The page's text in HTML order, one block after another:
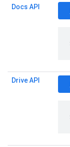
Docs API
Drive API